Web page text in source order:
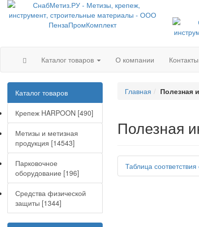
Каталог товаров О компании Контакты
Каталог товаров
Крепеж HARPOON [490]
Метизы и метизная
продукция [14543]
Парковочное
оборудование [196]
Средства физической
защиты [1344]
Главная Полезная
Полезная
Таблица